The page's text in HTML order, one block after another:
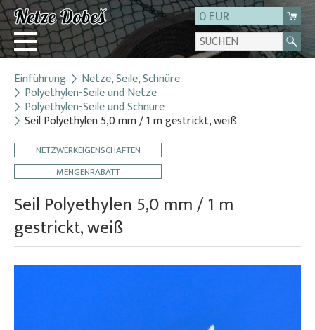
0 EUR
Login
Registrierung
Kontakt
Einführung Netze, Seile, Schnüre
Polyethylen-Seile und Netze
Polyethylen-Seile und Schnüre
Seil Polyethylen 5,0 mm / 1 m gestrickt, weiß
NETZWERKEIGENSCHAFTEN
MENGENRABATT
Seil Polyethylen 5,0 mm / 1 m
gestrickt, weiß